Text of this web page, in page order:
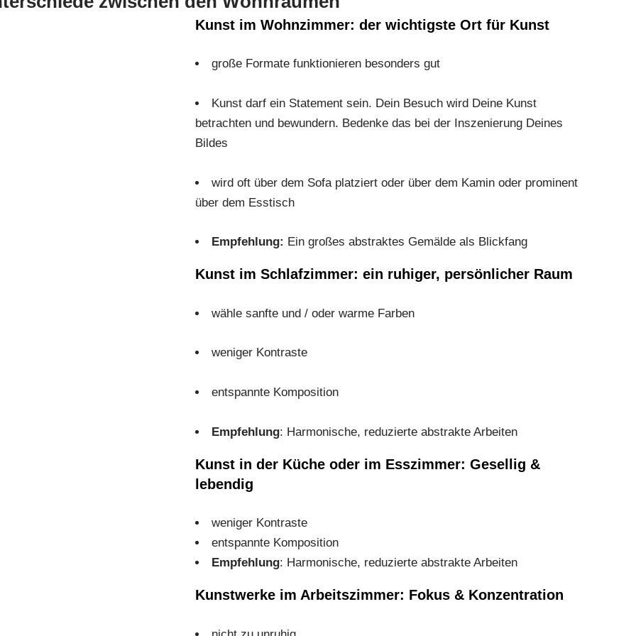
Kunst im Wohnzimmer: der wichtigste Ort für Kunst
große Formate funktionieren besonders gut
Kunst darf ein Statement sein. Dein Besuch wird Deine Kunst
betrachten und bewundern. Bedenke das bei der Inszenierung Deines
Bildes
wird oft über dem Sofa platziert oder über dem Kamin oder prominent
über dem Esstisch
Empfehlung: Ein großes abstraktes Gemälde als Blickfang
Kunst im Schlafzimmer: ein ruhiger, persönlicher Raum
wähle sanfte und / oder warme Farben
weniger Kontraste
entspannte Komposition
Empfehlung: Harmonische, reduzierte abstrakte Arbeiten
Kunst in der Küche oder im Esszimmer: Gesellig &
lebendig
weniger Kontraste
entspannte Komposition
Empfehlung: Harmonische, reduzierte abstrakte Arbeiten
Kunstwerke im Arbeitszimmer: Fokus & Konzentration